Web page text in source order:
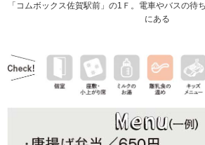
「コムボックス佐賀駅前」の1Ｆ。電車やバスの待
にある